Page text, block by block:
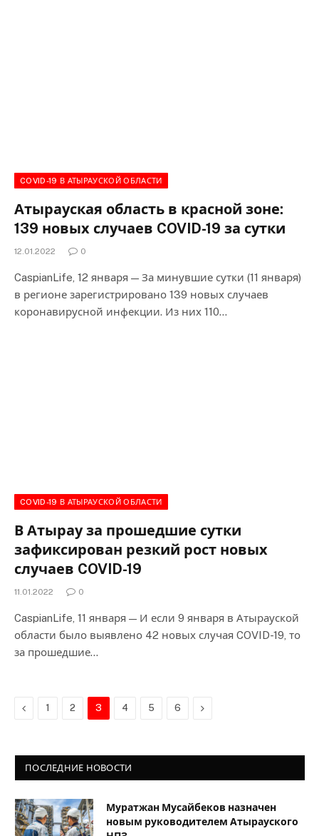
COVID-19 В АТЫРАУСКОЙ ОБЛАСТИ
Атырауская область в красной зоне:
139 новых случаев COVID-19 за сутки
12.01.2022 0
CaspianLife, 12 января — За минувшие сутки (11 января)
в регионе зарегистрировано 139 новых случаев
коронавирусной инфекции. Из них 110…
COVID-19 В АТЫРАУСКОЙ ОБЛАСТИ
В Атырау за прошедшие сутки
зафиксирован резкий рост новых
случаев COVID-19
11.01.2022 0
CaspianLife, 11 января — И если 9 января в Атырауской
области было выявлено 42 новых случая COVID-19, то
за прошедшие…
Previous
1 2 3 4 5 6 Next
ПОСЛЕДНИЕ НОВОСТИ
Муратжан Мусайбеков назначен
новым руководителем Атырауского